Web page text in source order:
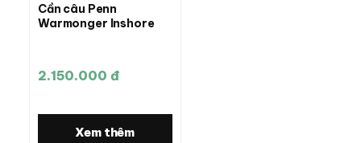
Cần câu Penn
Warmonger Inshore
2.150.000 đ
Xem thêm